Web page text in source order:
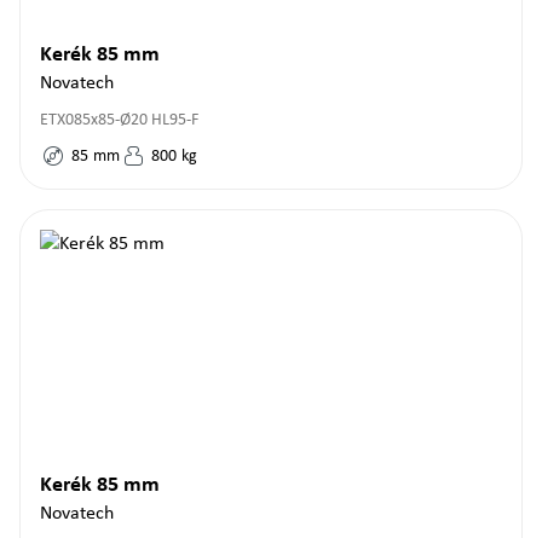
Kerék 85 mm
Novatech
ETX085x85-Ø20 HL95-F
85 mm 800 kg
Kerék 85 mm
Novatech